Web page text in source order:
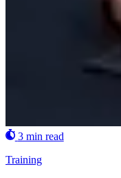
3 min read
Training